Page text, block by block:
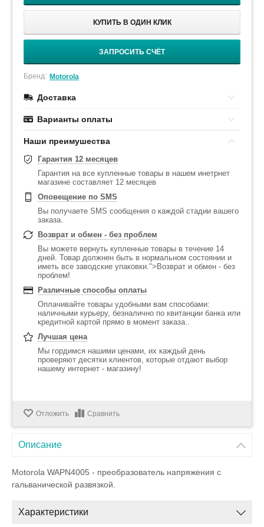
КУПИТЬ В ОДИН КЛИК
ЗАПРОСИТЬ СЧЁТ
Бренд: Motorola
Доставка
Варианты оплаты
Наши преимушества
Гарантия 12 месяцев
Гарантия на все купленные товары в нашем инетрнет
магазине составляет 12 месяцев
Оповещение по SMS
Вы получаете SMS сообщения о каждой стадии вашего
заказа.
Возврат и обмен - без проблем
Вы можете вернуть купленные товары в течение 14
дней. Товар должнен быть в нормальном состоянии и
иметь все заводские упаковки.">Возврат и обмен - без
проблем!
Различные способы оплаты
Оплачивайте товары удобными вам способами:
наличными курьеру, безналично по квитанции банка или
кредитной картой прямо в момент заказа..
Лучшая цена
Мы гордимся нашими ценами, их каждый день
проверяют десятки клиентов, которые отдают выбор
нашему интернет - магазину!
Отложить Сравнить
Описание
Motorola WAPN4005 - преобразователь напряжения с
гальванической развязкой.
Характеристики